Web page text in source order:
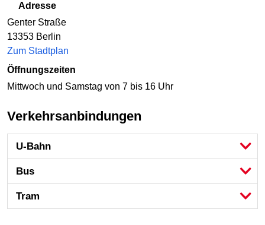
Adresse
Genter Straße
13353 Berlin
Zum Stadtplan
Öffnungszeiten
Mittwoch und Samstag von 7 bis 16 Uhr
Verkehrsanbindungen
U-Bahn
Bus
Tram